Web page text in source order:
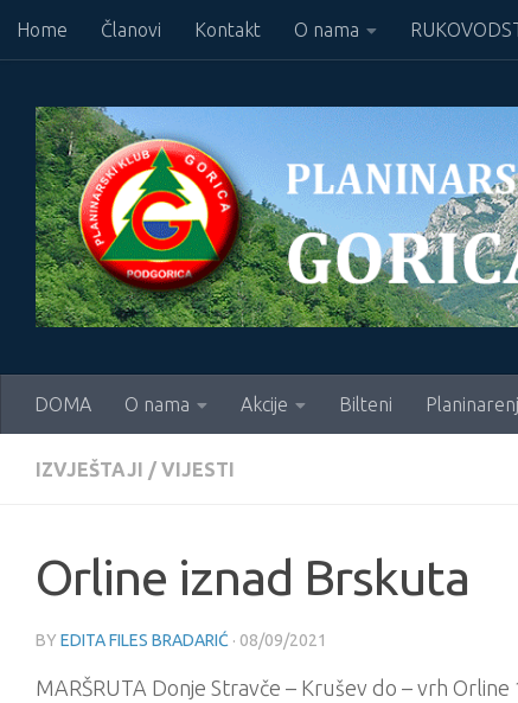
Skip to content
Home Članovi Kontakt O nama
DOMA O nama Akcije Bilteni
IZVJEŠTAJI / VIJESTI
Orline iznad Brskuta
BY EDITA FILES BRADARIĆ · 08/09/2021
MARŠRUTA Donje Stravče – Krušev do – vrh Orline